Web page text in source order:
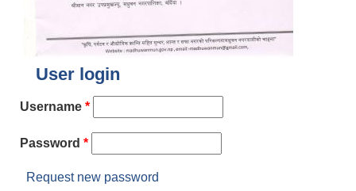
User login
Username *
Password *
Request new password